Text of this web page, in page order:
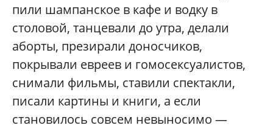
пили шампанское в кафе и водку в
столовой, танцевали до утра, делали
аборты, презирали доносчиков,
покрывали евреев и гомосексуалистов,
снимали фильмы, ставили спектакли,
писали картины и книги, а если
становилось совсем невыносимо —